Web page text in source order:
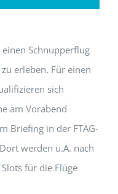
Schnupperflug
erleben. Für einen
sich
am Vorabend
Briefing in der FTAG-
werden u.A. nach
für die Flüge